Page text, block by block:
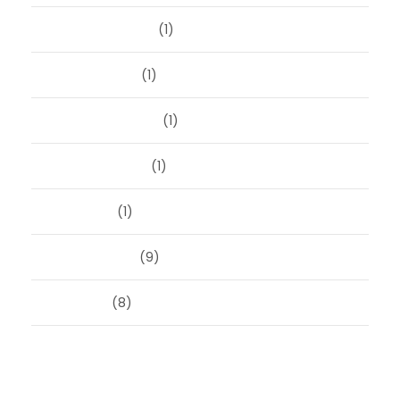
(1)
(1)
(1)
(1)
(1)
(9)
(8)